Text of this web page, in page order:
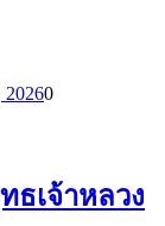
0
ธเจ้าหลวง